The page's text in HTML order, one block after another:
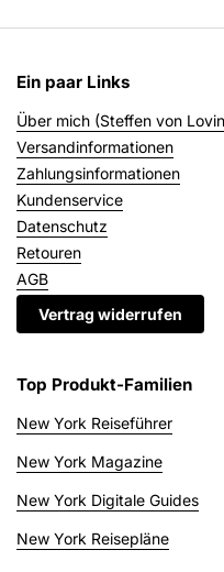
Ein paar Links
Über mich (Steffen von
Versandinformationen
Zahlungsinformationen
Kundenservice
Datenschutz
Retouren
AGB
Vertrag widerrufen
Top Produkt-Familien
New York Reiseführer
New York Magazine
New York Digitale Guides
New York Reisepläne